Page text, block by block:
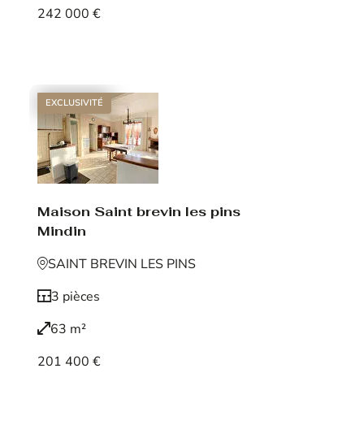
242 000 €
EXCLUSIVITÉ
Maison Saint brevin les pins
Mindin
SAINT BREVIN LES PINS
3 pièces
63 m²
201 400 €